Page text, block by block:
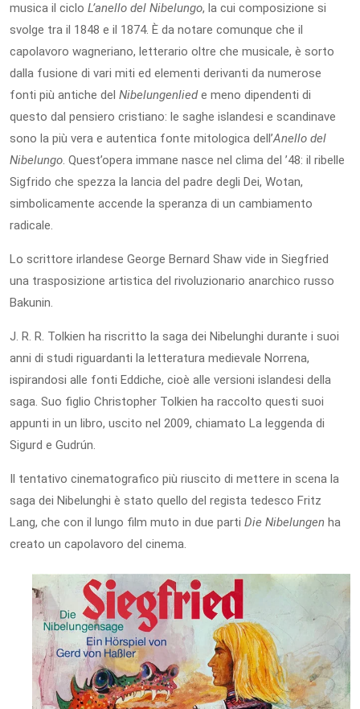
musica il ciclo L’anello del Nibelungo, la cui composizione si
svolge tra il 1848 e il 1874. È da notare comunque che il
capolavoro wagneriano, letterario oltre che musicale, è sorto
dalla fusione di vari miti ed elementi derivanti da numerose
fonti più antiche del Nibelungenliede meno dipendenti di
questo dal pensiero cristiano: le saghe islandesi e scandinave
sono la più vera e autentica fonte mitologica dell’Anello del
Nibelungo. Quest’opera immane nasce nel clima del ’48: il ribelle
Sigfrido che spezza la lancia del padre degli Dei, Wotan,
simbolicamente accende la speranza di un cambiamento
radicale.
Lo scrittore irlandese George Bernard Shaw vide in Siegfried
una trasposizione artistica del rivoluzionario anarchico russo
Bakunin.
J. R. R. Tolkien ha riscritto la saga dei Nibelunghi durante i suoi
anni di studi riguardanti la letteratura medievale Norrena,
ispirandosi alle fonti Eddiche, cioè alle versioni islandesi della
saga. Suo figlio Christopher Tolkien ha raccolto questi suoi
appunti in un libro, uscito nel 2009, chiamato La leggenda di
Sigurd e Gudrún.
Il tentativo cinematografico più riuscito di mettere in scena la
saga dei Nibelunghi è stato quello del regista tedesco Fritz
Lang, che con il lungo film muto in due parti Die Nibelungen ha
creato un capolavoro del cinema.